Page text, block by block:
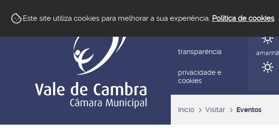
Este site utiliza cookies para melhorar a sua experiência. Política de cookies.
transparência
privacidade e
cookies
hoje
amanhã
Início Visitar Eventos